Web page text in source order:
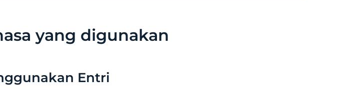
yang digunakan
Entri